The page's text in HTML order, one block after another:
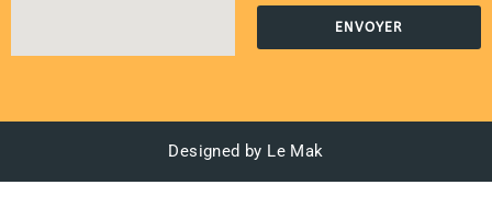
ENVOYER
Designed by Le Mak